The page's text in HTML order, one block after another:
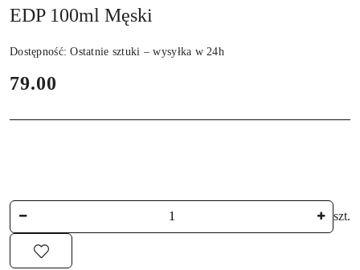
EDP 100ml Męski
Dostępność:Ostatnie sztuki – wysyłka w 24h
cena:
79.00
Ilość
szt.